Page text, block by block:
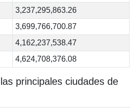
3,237,295,863.26
3,699,766,700.87
4,162,237,538.47
4,624,708,376.08
principales ciudades de